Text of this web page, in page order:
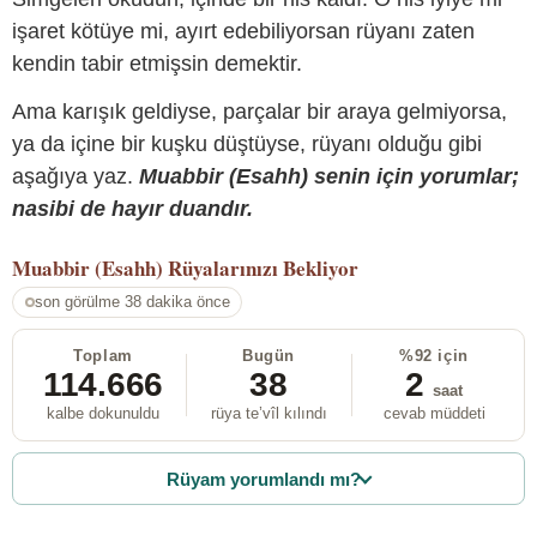
işaret kötüye mi, ayırt edebiliyorsan rüyanı zaten
kendin tabir etmişsin demektir.
Ama karışık geldiyse, parçalar bir araya gelmiyorsa,
ya da içine bir kuşku düştüyse, rüyanı olduğu gibi
aşağıya yaz. Muabbir (Esahh) senin için yorumlar;
nasibi de hayır duandır.
Muabbir (Esahh) Rüyalarınızı Bekliyor
son görülme 38 dakika önce
Toplam
114.666
kalbe dokunuldu
Bugün
38
rüya te’vîl kılındı
%92 için
2 saat
cevab müddeti
Rüyam yorumlandı mı?